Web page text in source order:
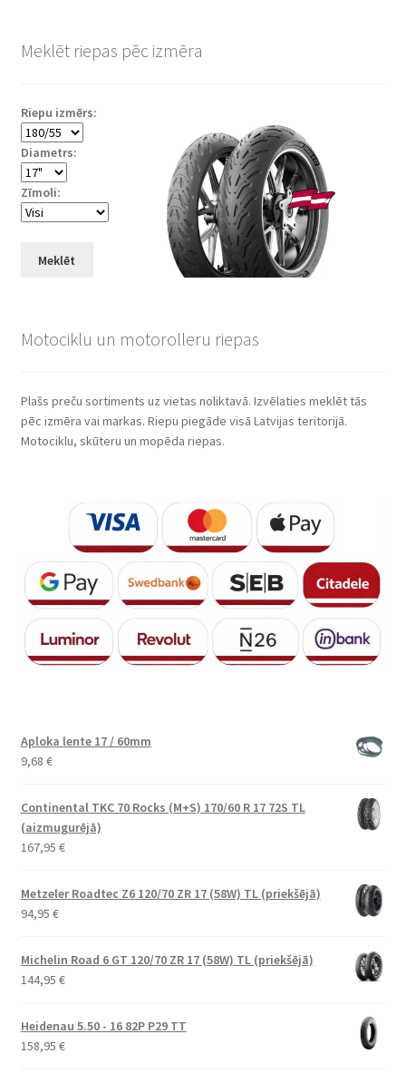
Meklēt riepas pēc izmēra
Riepu izmērs:
Diametrs:
Zīmoli:
Meklēt
Motociklu un motorolleru riepas
Plašs preču sortiments uz vietas noliktavā. Izvēlaties meklēt tās
pēc izmēra vai markas. Riepu piegāde visā Latvijas teritorijā.
Motociklu, skūteru un mopēda riepas.
Aploka lente 17 / 60mm
9,68 €
Continental TKC 70 Rocks (M+S) 170/60 R 17 72S TL
(aizmugurējā)
167,95 €
Metzeler Roadtec Z6 120/70 ZR 17 (58W) TL (priekšējā)
94,95 €
Michelin Road 6 GT 120/70 ZR 17 (58W) TL (priekšējā)
144,95 €
Heidenau 5.50 - 16 82P P29 TT
158,95 €